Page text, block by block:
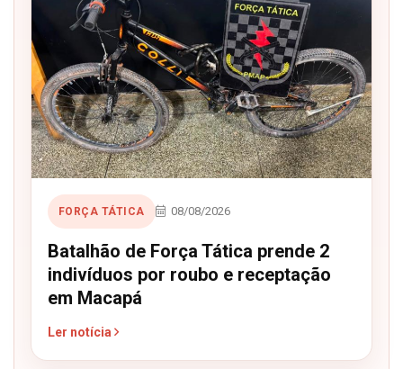
FORÇA TÁTICA 08/08/2026
Batalhão de Força Tática prende 2
indivíduos por roubo e receptação
em Macapá
Ler notícia